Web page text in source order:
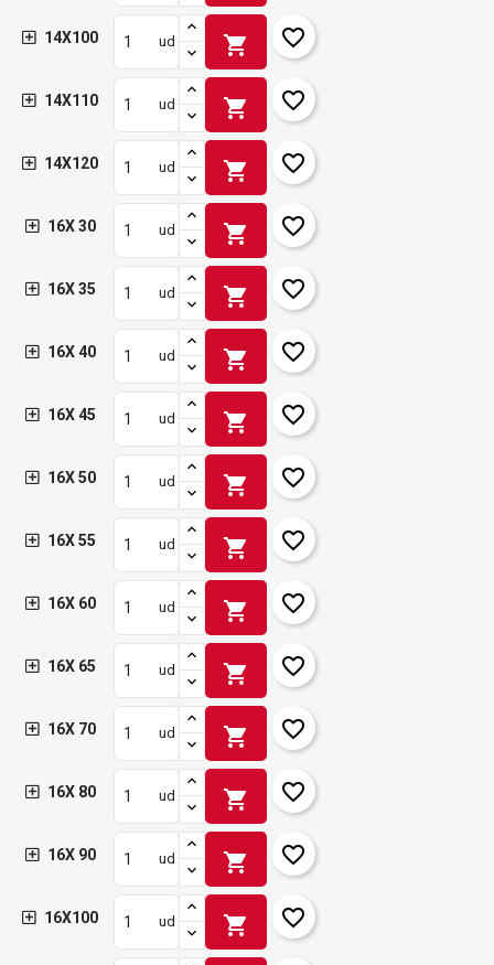
14X100 ud shopping_cart favorite_border
14X110 ud shopping_cart favorite_border
14X120 ud shopping_cart favorite_border
16X 30 ud shopping_cart favorite_border
16X 35 ud shopping_cart favorite_border
16X 40 ud shopping_cart favorite_border
16X 45 ud shopping_cart favorite_border
16X 50 ud shopping_cart favorite_border
16X 55 ud shopping_cart favorite_border
16X 60 ud shopping_cart favorite_border
16X 65 ud shopping_cart favorite_border
16X 70 ud shopping_cart favorite_border
16X 80 ud shopping_cart favorite_border
16X 90 ud shopping_cart favorite_border
16X100 ud shopping_cart favorite_border